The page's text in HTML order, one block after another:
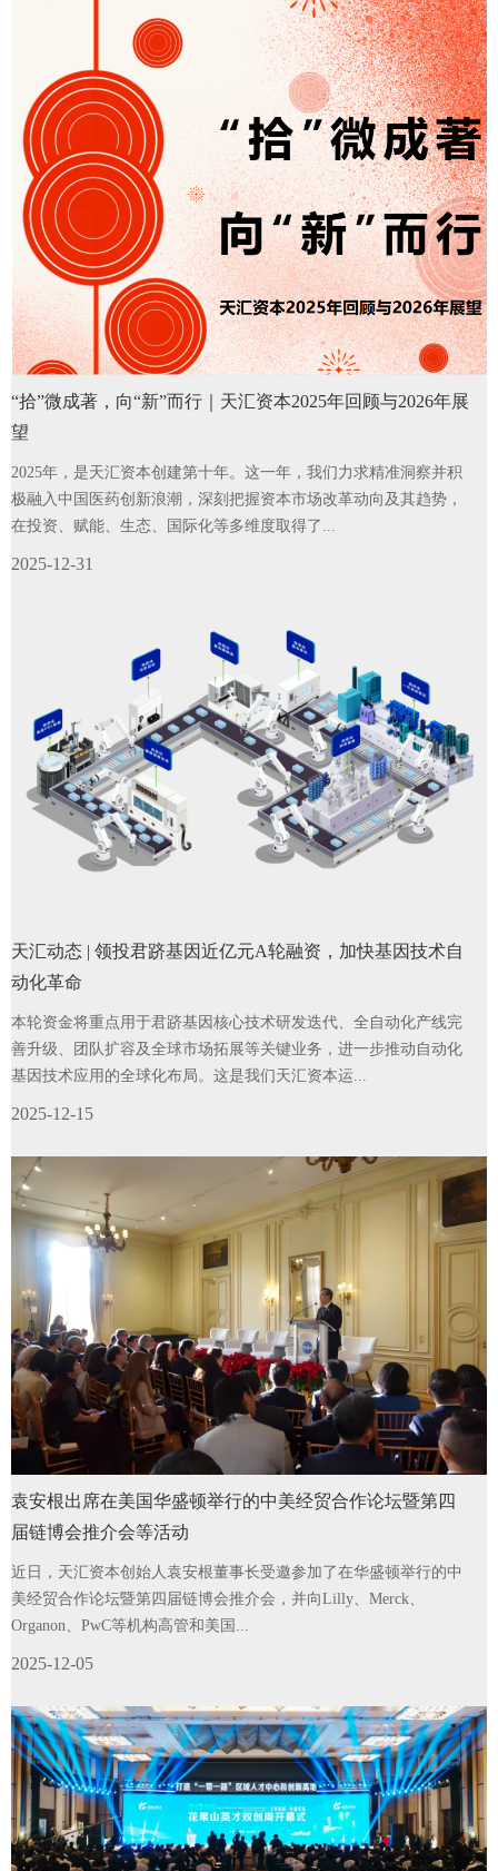
“拾”微成著，向“新”而行｜天汇资本2025年回顾与2026年展
望
2025年，是天汇资本创建第十年。这一年，我们力求精准洞察并积
极融入中国医药创新浪潮，深刻把握资本市场改革动向及其趋势，
在投资、赋能、生态、国际化等多维度取得了...
2025-12-31
天汇动态 | 领投君跻基因近亿元A轮融资，加快基因技术自
动化革命
本轮资金将重点用于君跻基因核心技术研发迭代、全自动化产线完
善升级、团队扩容及全球市场拓展等关键业务，进一步推动自动化
基因技术应用的全球化布局。这是我们天汇资本运...
2025-12-15
袁安根出席在美国华盛顿举行的中美经贸合作论坛暨第四
届链博会推介会等活动
近日，天汇资本创始人袁安根董事长受邀参加了在华盛顿举行的中
美经贸合作论坛暨第四届链博会推介会，并向Lilly、Merck、
Organon、PwC等机构高管和美国...
2025-12-05